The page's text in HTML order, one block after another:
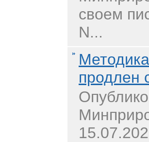
своем
N...
продлен